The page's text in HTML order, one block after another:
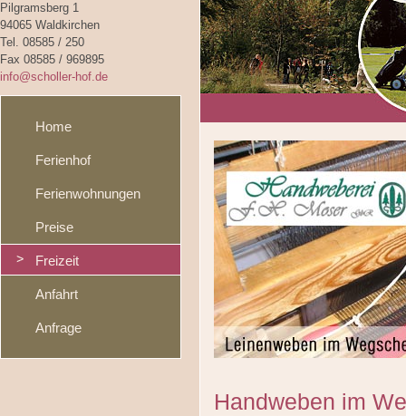
Pilgramsberg 1
94065 Waldkirchen
Tel. 08585 / 250
Fax 08585 / 969895
info@scholler-hof.de
Home
Ferienhof
Ferienwohnungen
Preise
Freizeit
Anfahrt
Anfrage
Handweben im